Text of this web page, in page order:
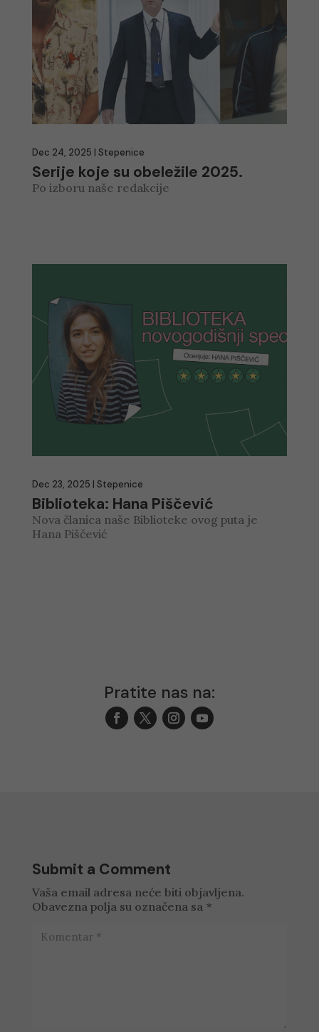
Serije koje su obeležile 2025.
Dec 24, 2025 | Stepenice
Po izboru naše redakcije
Biblioteka: Hana Piščević
Dec 23, 2025 | Stepenice
Nova članica naše Biblioteke ovog puta je
Hana Piščević
Pratite nas na:
Submit a Comment
Vaša email adresa neće biti objavljena.
Obavezna polja su označena sa *